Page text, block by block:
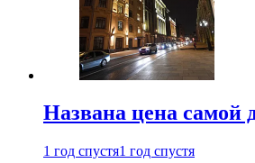
Названа цена
1 год спустя1 год спустя